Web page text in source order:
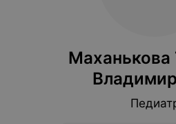
Маханькова